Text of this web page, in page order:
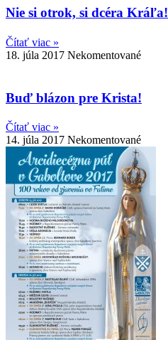
Nie si otrok, si dcéra Kráľa!
Čítať viac »
18. júla 2017 Nekomentované
Buď blázon pre Krista!
Čítať viac »
14. júla 2017 Nekomentované